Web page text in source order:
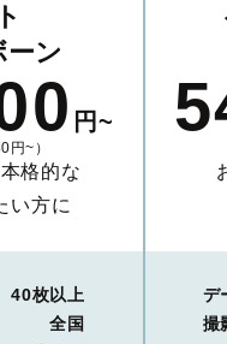
ーン
円~
円~）
格的な
い方に
40枚以上
全国
デ
撮